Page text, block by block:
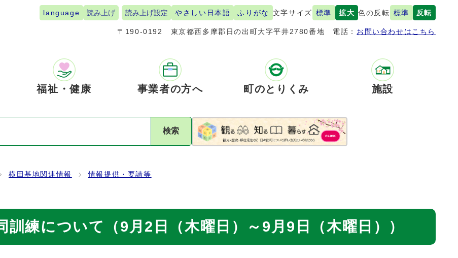
language 読み上げ 読み上げ設定 やさしい日本語 ふりがな 文字サイズ 標準 拡大 色の反転 標準 反転
〒190-0192 東京都西多摩郡日の出町大字平井2780番地 電話： お問い合わせはこちら
福祉・健康 事業者の方へ 町のとりくみ 施設
検索
横田基地関連情報 情報提供・要請等
訓練について（9月2日（木曜日）～9月9日（木曜日））